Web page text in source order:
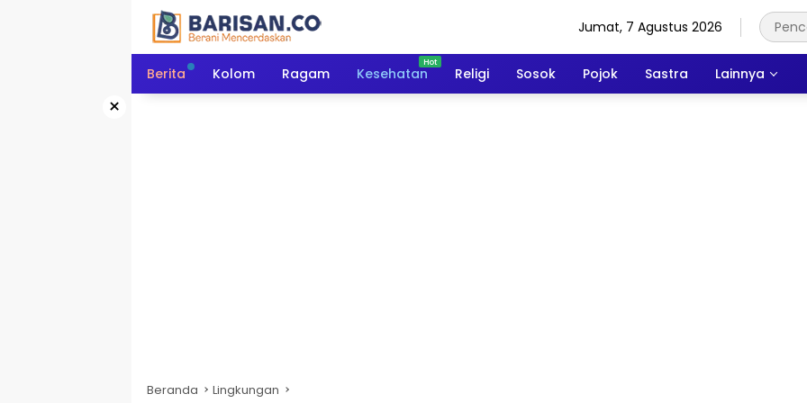
Jumat, 7 Agustus 2026
Berita Kolom Ragam Kesehatan Religi Sosok Pojok Sastra Lainnya
×
Beranda Lingkungan